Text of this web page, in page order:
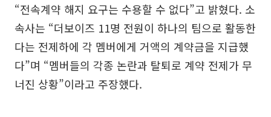
“전속계약 해지 요구는 수용할 수 없다”고 밝혔다. 소
속사는 “더보이즈 11명 전원이 하나의 팀으로 활동한
다는 전제하에 각 멤버에게 거액의 계약금을 지급했
다”며 “멤버들의 각종 논란과 탈퇴로 계약 전제가 무
너진 상황”이라고 주장했다.